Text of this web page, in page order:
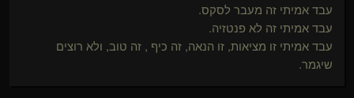
עבד אמיתי זה מעבר לסקס.
עבד אמיתי זה לא פנטזיה.
עבד אמיתי זו מציאות, זו הנאה, זה כיף , זה טוב, ולא רוצים
שיגמר.